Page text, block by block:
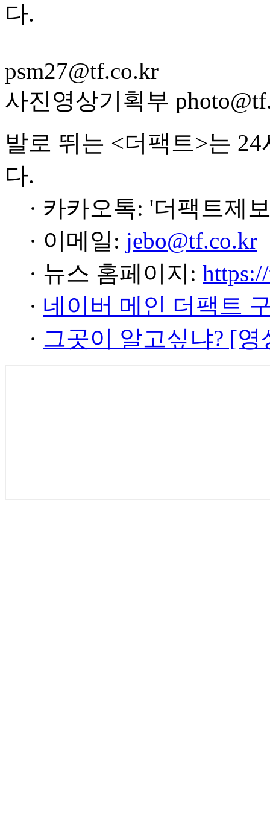
다.
psm27@tf.co.kr
사진영상기획부
발로 뛰는 <더팩트>는
다.
· 카카오톡: '더팩트제
· 이메일: jebo@tf.co.kr
· 뉴스 홈페이지:
· 네이버 메인 더팩트
· 그곳이 알고싶냐? [